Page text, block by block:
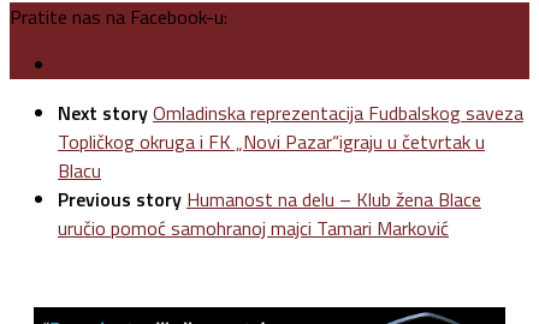
Pratite nas na Facebook-u:
Next storyOmladinska reprezentacija Fudbalskog saveza
Topličkog okruga i FK „Novi Pazar“igraju u četvrtak u
Blacu
Previous story Humanost na delu – Klub žena Blace
uručio pomoć samohranoj majci Tamari Marković